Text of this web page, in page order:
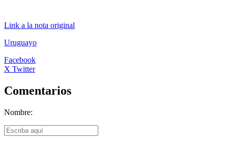
Link a la nota original
Uruguayo
Facebook
X Twitter
Comentarios
Nombre: